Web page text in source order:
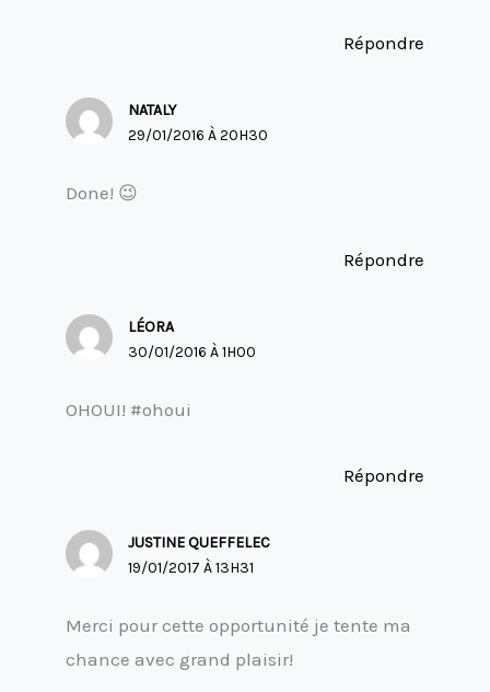
Répondre
NATALY
29/01/2016 À 20H30
Done! 😉
Répondre
LÉORA
30/01/2016 À 1H00
OHOUI! #ohoui
Répondre
JUSTINE QUEFFELEC
19/01/2017 À 13H31
Merci pour cette opportunité je tente ma
chance avec grand plaisir!